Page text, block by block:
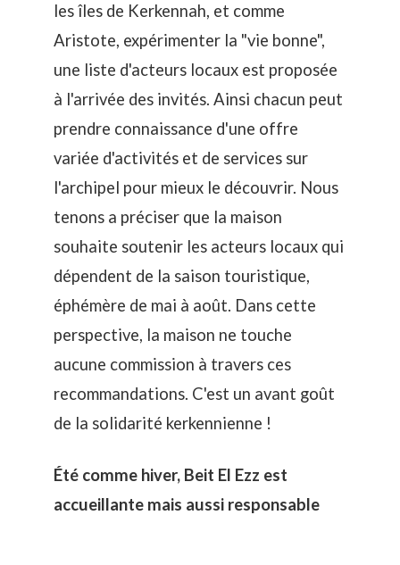
les îles de Kerkennah, et comme
Aristote, expérimenter la "vie bonne",
une liste d'acteurs locaux est proposée
à l'arrivée des invités. Ainsi chacun peut
prendre connaissance d'une offre
variée d'activités et de services sur
l'archipel pour mieux le découvrir. Nous
tenons a préciser que la maison
souhaite soutenir les acteurs locaux qui
dépendent de la saison touristique,
éphémère de mai à août. Dans cette
perspective, la maison ne touche
aucune commission à travers ces
recommandations. C'est un avant goût
de la solidarité kerkennienne !
Été comme hiver, Beit El Ezz est
accueillante mais aussi responsable